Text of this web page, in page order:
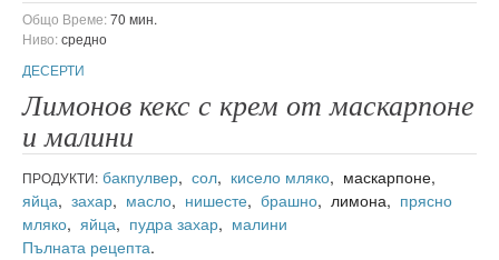
Общо Време:70 мин.
Ниво:средно
ДЕСЕРТИ
Лимонов кекс с крем от маскарпоне
и малини
ПРОДУКТИ: бакпулвер, сол, кисело мляко, маскарпоне,
яйца, захар, масло, нишесте, брашно, лимона, прясно
мляко, яйца, пудра захар, малини
Пълната рецепта.